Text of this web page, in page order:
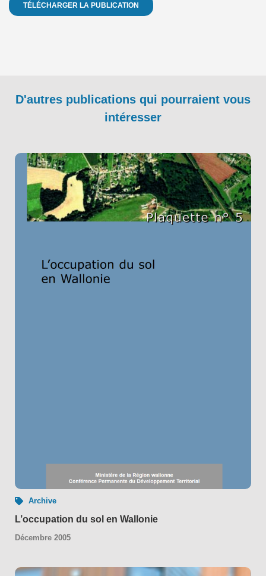
TÉLÉCHARGER LA PUBLICATION
D'autres publications qui pourraient vous
intéresser
Archive
L’occupation du sol en Wallonie
Décembre 2005